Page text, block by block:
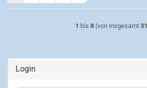
1 bis 8(von insgesamt 31
Login